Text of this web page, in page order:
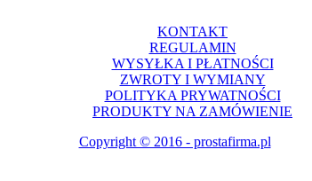
KONTAKT
REGULAMIN
WYSYŁKA I PŁATNOŚCI
ZWROTY I WYMIANY
POLITYKA PRYWATNOŚCI
PRODUKTY NA ZAMÓWIENIE
Copyright © 2016 - prostafirma.pl